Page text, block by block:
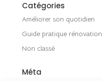
Catégories
Améliorer son quotidien
Guide pratique rénovation
Non classé
Méta